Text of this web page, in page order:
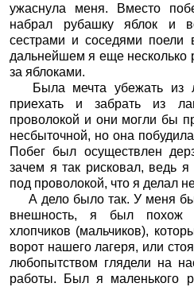
ужаснула меня. Вместо
набрал рубашку яблок и
сестрами и соседями поели
дальнейшем я еще несколько
за яблоками.
Была мечта убежать из
приехать и забрать из
проволокой и они могли бы
несбыточной, но она
Побег был осуществлен
зачем я так рисковал, ведь я
под проволокой, что я делал
А дело было так. У меня
внешность, я был похож
хлопчиков (мальчиков),
ворот нашего лагеря, или
любопытством глядели на
работы. Был я маленького